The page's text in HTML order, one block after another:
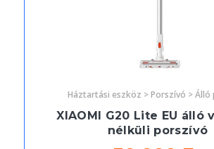
Háztartási eszköz > Porszívó > Álló
XIAOMI G20 Lite EU álló
nélküli porszívó